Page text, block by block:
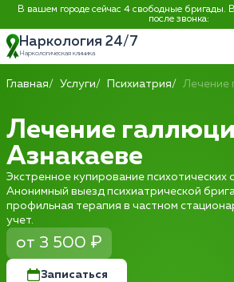
В вашем городе сейчас 4 свободные бригады.
после звонка:
Наркология 24/7
Наркологическая клиника
Главная Услуги Психиатрия Лечение
Лечение
Азнакаеве
Экстренное купирование психотических
Анонимный выезд психиатрической
профильная терапия в частном
учет.
от 3 500 ₽
Записаться